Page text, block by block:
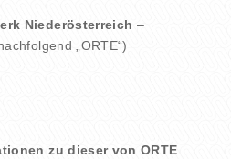
Niederösterreich –
„ORTE“)
zu dieser von ORTE